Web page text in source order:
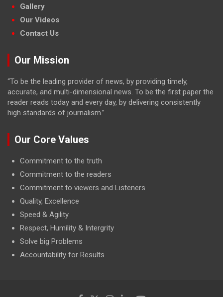
Gallery
Our Videos
Contact Us
Our Mission
“To be the leading provider of news, by providing timely,
accurate, and multi-dimensional news. To be the first paper the
reader reads today and every day, by delivering consistently
high standards of journalism.”
Our Core Values
Commitment to the truth
Commitment to the readers
Commitment to viewers and Listeners
Quality, Excellence
Speed & Agility
Respect, Humility & Intergrity
Solve big Problems
Accountability for Results